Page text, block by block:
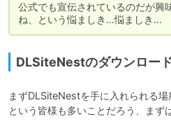
公式でも宣伝されているのだが興
ね、という悩ましき…悩ましき…
DLSiteNestのダウンロー
まずDLSiteNestを手に入れられる場
という皆様も多いことだろう、まず